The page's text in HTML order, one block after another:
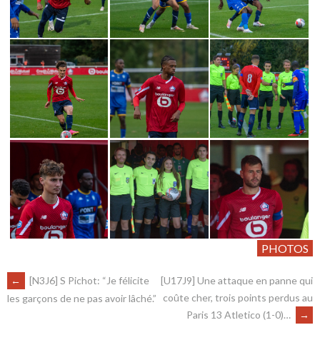
PHOTOS
←
[N3J6] S Pichot: “Je félicite
les garçons de ne pas avoir lâché.”
[U17J9] Une attaque en panne qui
coûte cher, trois points perdus au
Paris 13 Atletico (1-0)…
→